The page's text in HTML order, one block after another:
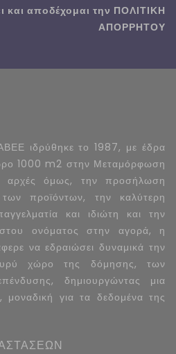
και αποδέχομαι την ΠΟΛΙΤΙΚΗ
ΑΠΟΡΡΗΤΟΥ
ιδρύθηκε το 1987, με έδρα
1000 m2 στην Μεταμόρφωση
αρχές όμως, την προσήλωση
προϊόντων, την καλύτερη
και ιδιώτη και την
ονόματος στην αγορά, η
να εδραιώσει δυναμικά την
χώρο της δόμησης, των
δημιουργώντας μια
μοναδική για τα δεδομένα της